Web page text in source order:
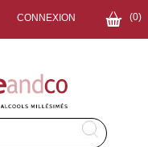
(0)
CONNEXION